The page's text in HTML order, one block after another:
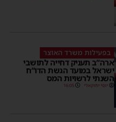
בפעילות משרד האוצר
ארה”ב תעניק דחייה לתושבי
ישראל במועד הגשת הדו”ח
השנתי לרשויות המס
יוסי יחזקאלי 16:05